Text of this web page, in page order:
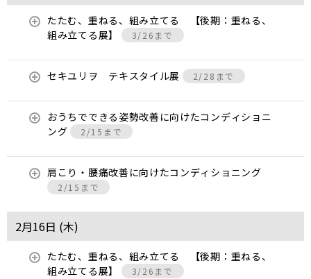
たたむ、重ねる、組み立てる 【後期：重ねる、
組み立てる展】
3/26まで
セキユリヲ テキスタイル展 2/28まで
おうちでできる姿勢改善に向けたコンディショニ
ング
2/15まで
肩こり・腰痛改善に向けたコンディショニング
2/15まで
2月16日 (木)
たたむ、重ねる、組み立てる 【後期：重ねる、
組み立てる展】
3/26まで